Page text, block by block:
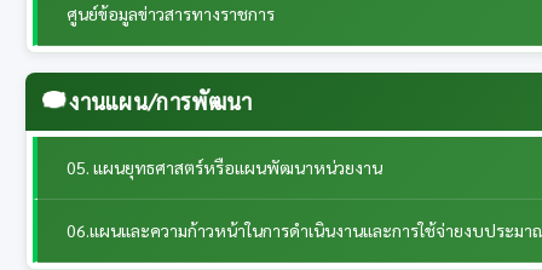
ศูนย์ข้อมูลข่าวสารทางราชการ
งานแผน/การพัฒนา
05. แผนยุทธศาสตร์หรือแผนพัฒนาหน่วยงาน
06.แผนและความก้าวหน้าในการดำเนินงานและการใช้จ่ายงบประมา